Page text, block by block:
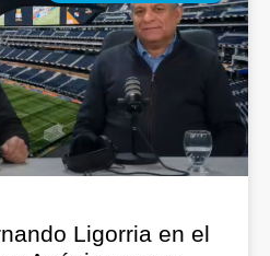
Ligorria en el